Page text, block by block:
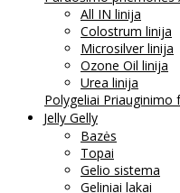
All IN linija
Colostrum linija
Microsilver linija
Ozone Oil linija
Urea linija
Polygeliai Priauginimo
Jelly Gelly
Bazės
Topai
Gelio sistema
Geliniai lakai